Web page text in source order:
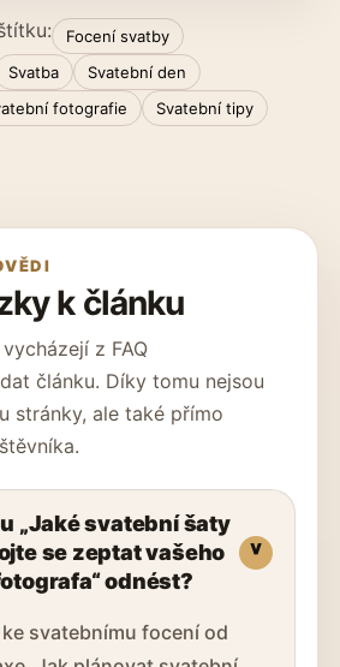
Focení svatby
Svatba
Svatební den
fotografie Svatební tipy
k článku
z FAQ
článku. Díky tomu nejsou
stránky, ale také přímo
„Jaké svatební šaty
se zeptat vašeho
odnést?
svatebnímu focení od